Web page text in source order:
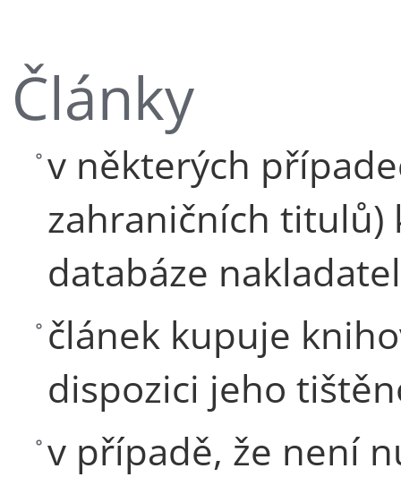
Články
v některých
zahraničních titulů)
databáze
článek kupuje
dispozici jeho
v případě, že není